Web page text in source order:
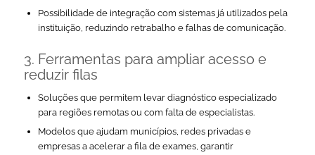
Possibilidade de integração com sistemas já utilizados pela
instituição, reduzindo retrabalho e falhas de comunicação.
3. Ferramentas para ampliar acesso e
reduzir filas
Soluções que permitem levar diagnóstico especializado
para regiões remotas ou com falta de especialistas.
Modelos que ajudam municípios, redes privadas e
empresas a acelerar a fila de exames, garantir